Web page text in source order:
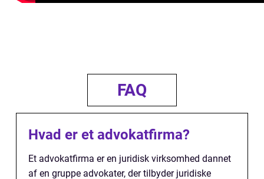
FAQ
Hvad er et advokatfirma?
Et advokatfirma er en juridisk virksomhed dannet
af en gruppe advokater, der tilbyder juridiske